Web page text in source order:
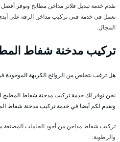
نقدم خدمة تبديل فلاتر مداخن مطابخ ونوفر
نعمل في خدمة فني تركيب مداخن الرقة على
المجال.
تركيب مدخنة شفاط
هل ترغب بتخلص من الروائح الكريهة الموجودة
نحن نوفر لك خدمة تركيب مدخنة شفاط المطبخ
ونقدم لكم أيضا في خدمة تركيب مدخنة شفاط
تركيب شفاط مداخن من أجود الخامات المصنعة
والرطوبة.